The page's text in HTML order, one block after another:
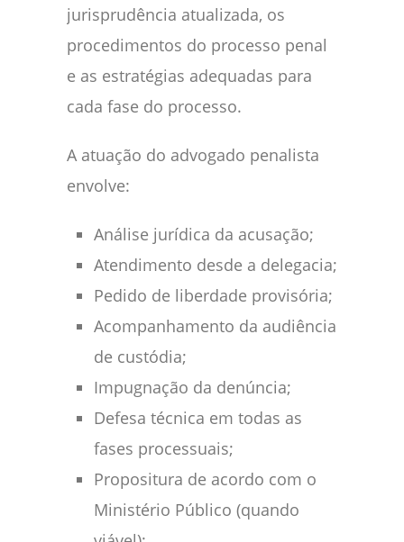
jurisprudência atualizada, os
procedimentos do processo penal
e as estratégias adequadas para
cada fase do processo.
A atuação do advogado penalista
envolve:
Análise jurídica da acusação;
Atendimento desde a delegacia;
Pedido de liberdade provisória;
Acompanhamento da audiência
de custódia;
Impugnação da denúncia;
Defesa técnica em todas as
fases processuais;
Propositura de acordo com o
Ministério Público (quando